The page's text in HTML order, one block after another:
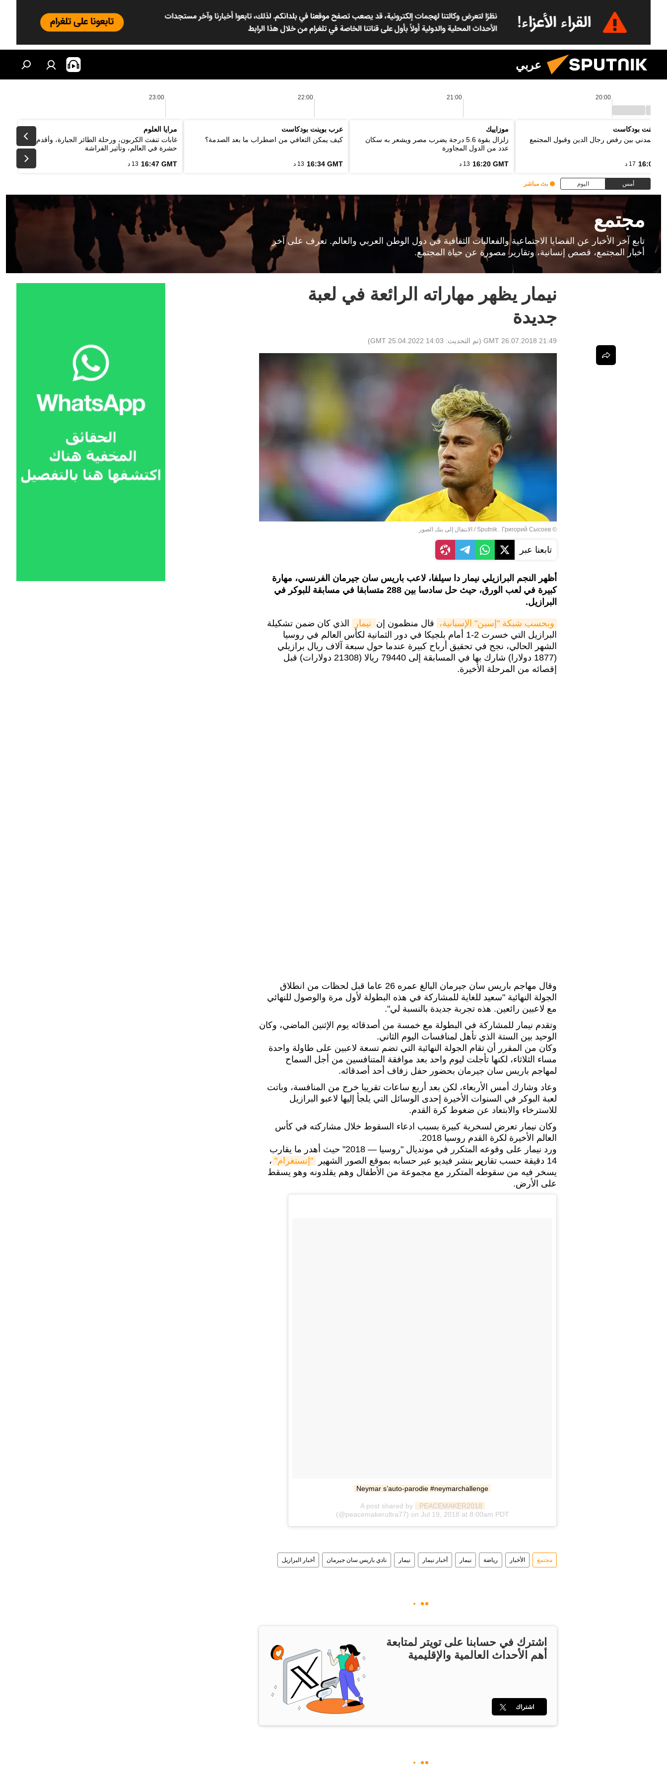
عربي
20:00
21:00
22:00
23:00
بوينت بودكاست
المدني بين رفض رجال الدين وقبول المجتمع
16:03 17 د
موزاييك
زلزال بقوة 5.6 درجة يضرب مصر ويشعر به سكان
عدد من الدول المجاورة
16:20 GMT 13 د
عرب بوينت بودكاست
كيف يمكن التعافي من اضطراب ما بعد الصدمة؟
16:34 GMT 13 د
مرايا العلوم
غابات تنفث الكربون، ورحلة الطائر الجبارة، وأقدم
حشرة في العالم، وتأثير الفراشة
16:47 GMT 13 د
أمس اليوم بث مباشر
مجتمع
تابع آخر الأخبار عن القضايا الاجتماعية والفعاليات الثقافية في دول الوطن العربي والعالم. تعرف على آخر
أخبار المجتمع، قصص إنسانية، وتقارير مصورة عن حياة المجتمع.
نيمار يظهر مهاراته الرائعة في لعبة
جديدة
21:49 GMT 26.07.2018 (تم التحديث: 14:03 GMT 25.04.2022
)
© Sputnik . Григорий Сысоев
/ الانتقال إلى بنك الصور
تابعنا عبر
أظهر النجم البرازيلي نيمار دا سيلفا، لاعب باريس سان جيرمان الفرنسي، مهارة
كبيرة في لعب الورق، حيث حل سادسا بين 288 متسابقا في مسابقة للبوكر في
البرازيل.
وبحسب شبكة "إسبن" الإسبانية، قال منظمون إن نيمار
الذي كان ضمن تشكيلة
البرازيل التي خسرت 2-1 أمام بلجيكا في دور الثمانية لكأس العالم في روسيا
الشهر الحالي، نجح في تحقيق أرباح كبيرة عندما حول سبعة آلاف ريال برازيلي
(1877 دولارا) شارك بها في المسابقة إلى 79440 ريالا (21308 دولارات) قبل
إقصائه من المرحلة الأخيرة.
وقال مهاجم باريس سان جيرمان البالغ عمره 26 عاما قبل لحظات من انطلاق
الجولة النهائية "سعيد للغاية للمشاركة في هذه البطولة لأول مرة والوصول للنهائي
مع لاعبين رائعين. هذه تجربة جديدة بالنسبة لي".
وتقدم نيمار للمشاركة في البطولة مع خمسة من أصدقائه يوم الإثنين الماضي، وكان
الوحيد بين الستة الذي تأهل لمنافسات اليوم الثاني.
وكان من المقرر أن تقام الجولة النهائية التي تضم تسعة لاعبين على طاولة واحدة
مساء الثلاثاء، لكنها تأجلت ليوم واحد بعد موافقة المتنافسين من أجل السماح
لمهاجم باريس سان جيرمان بحضور حفل زفاف أحد أصدقائه.
وعاد وشارك أمس الأربعاء، لكن بعد أربع ساعات تقريبا خرج من المنافسة، وباتت
لعبة البوكر في السنوات الأخيرة إحدى الوسائل التي يلجأ إليها لاعبو البرازيل
للاسترخاء والابتعاد عن ضغوط كرة القدم.
وكان نيمار تعرض لسخرية كبيرة بسبب ادعاء السقوط خلال مشاركته في كأس
العالم الأخيرة لكرة القدم روسيا 2018.
ورد نيمار على وقوعه المتكرر في مونديال "روسيا — 2018" حيث أهدر ما يقارب
14 دقيقة حسب تقار
ير بنشر فيديو عبر حسابه بموقع الصور الشهير "إنستغرام" ،
يسخر فيه من سقوطه المتكرر مع مجموعة من الأطفال وهم يقلدونه وهو يسقط
على الأرض.
Neymar s’auto-parodie #neymarchallenge
A post shared by
PEACEMAKER2018
(@peacemakerultra77) on Jul 19, 2018 at 8:00am PDT
مجتمع الأخبار رياضة نيمار أخبار نيمار نيمار نادي باريس سان جيرمان أخبار البرازيل
اشترك في حسابنا على تويتر لمتابعة
أهم الأحداث العالمية والإقليمية
اشتراك